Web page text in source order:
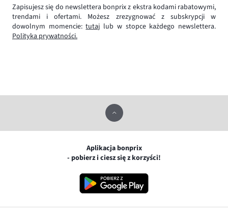
Zapisujesz się do newslettera bonprix z ekstra kodami rabatowymi,
trendami i ofertami. Możesz zrezygnować z subskrypcji w
dowolnym momencie:tutaj lub w stopce każdego newslettera.
Polityka prywatności.
Aplikacja bonprix
- pobierz i ciesz się z korzyści!